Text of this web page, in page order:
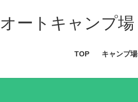
ートキャンプ場
TOP キャンプ場